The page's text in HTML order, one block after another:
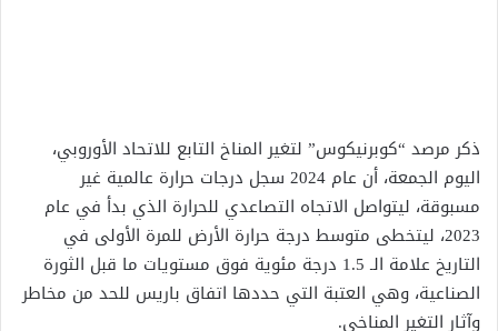
ذكر مرصد “كوبرنيكوس” لتغير المناخ التابع للاتحاد الأوروبي،
اليوم الجمعة، أن عام 2024 سجل درجات حرارة عالمية غير
مسبوقة، ليتواصل الاتجاه التصاعدي للحرارة الذي بدأ في عام
2023، ليتخطى متوسط درجة حرارة الأرض للمرة الأولى في
التاريخ علامة الـ 1.5 درجة مئوية فوق مستويات ما قبل الثورة
الصناعية، وهي العتبة التي حددها اتفاق باريس للحد من مخاطر
وآثار التغير المناخي.